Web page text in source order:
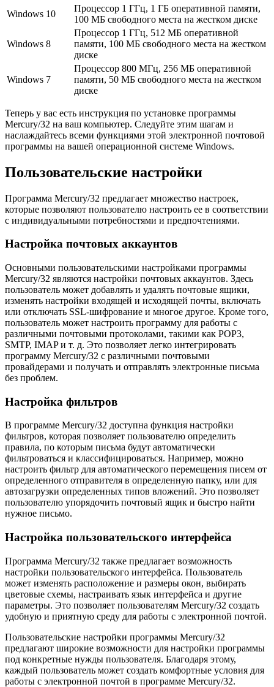
Windows 10
Процессор 1 ГГц, 1 ГБ оперативной памяти,
100 МБ свободного места на жестком диске
Windows 8
Процессор 1 ГГц, 512 МБ оперативной
памяти, 100 МБ свободного места на жестком
диске
Windows 7
Процессор 800 МГц, 256 МБ оперативной
памяти, 50 МБ свободного места на жестком
диске
Теперь у вас есть инструкция по установке программы
Mercury/32 на ваш компьютер. Следуйте этим шагам и
наслаждайтесь всеми функциями этой электронной почтовой
программы на вашей операционной системе Windows.
Пользовательские настройки
Программа Mercury/32 предлагает множество настроек,
которые позволяют пользователю настроить ее в соответствии
с индивидуальными потребностями и предпочтениями.
Настройка почтовых аккаунтов
Основными пользовательскими настройками программы
Mercury/32 являются настройки почтовых аккаунтов. Здесь
пользователь может добавлять и удалять почтовые ящики,
изменять настройки входящей и исходящей почты, включать
или отключать SSL-шифрование и многое другое. Кроме того,
пользователь может настроить программу для работы с
различными почтовыми протоколами, такими как POP3,
SMTP, IMAP и т. д. Это позволяет легко интегрировать
программу Mercury/32 с различными почтовыми
провайдерами и получать и отправлять электронные письма
без проблем.
Настройка фильтров
В программе Mercury/32 доступна функция настройки
фильтров, которая позволяет пользователю определить
правила, по которым письма будут автоматически
фильтроваться и классифицироваться. Например, можно
настроить фильтр для автоматического перемещения писем от
определенного отправителя в определенную папку, или для
автозагрузки определенных типов вложений. Это позволяет
пользователю упорядочить почтовый ящик и быстро найти
нужное письмо.
Настройка пользовательского интерфейса
Программа Mercury/32 также предлагает возможность
настройки пользовательского интерфейса. Пользователь
может изменять расположение и размеры окон, выбирать
цветовые схемы, настраивать язык интерфейса и другие
параметры. Это позволяет пользователям Mercury/32 создать
удобную и приятную среду для работы с электронной почтой.
Пользовательские настройки программы Mercury/32
предлагают широкие возможности для настройки программы
под конкретные нужды пользователя. Благодаря этому,
каждый пользователь может создать комфортные условия для
работы с электронной почтой в программе Mercury/32.